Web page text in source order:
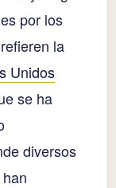
por los
la
Unidos
se ha
diversos